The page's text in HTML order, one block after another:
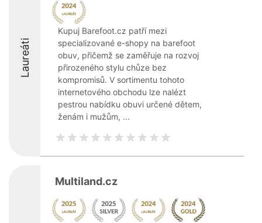
Laureáti
Kupuj Barefoot.cz patří mezi
specializované e-shopy na barefoot
obuv, přičemž se zaměřuje na rozvoj
přirozeného stylu chůze bez
kompromisů. V sortimentu tohoto
internetového obchodu lze nalézt
pestrou nabídku obuvi určené dětem,
ženám i mužům, ...
Multiland.cz